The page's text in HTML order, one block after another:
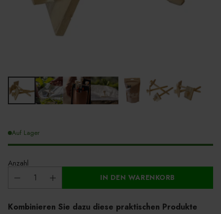
Auf Lager
Anzahl
IN DEN WARENKORB
Kombinieren Sie dazu diese praktischen Produkte